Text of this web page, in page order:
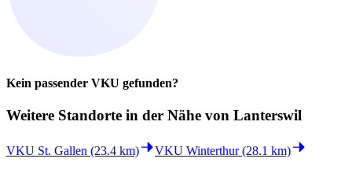
Kein passender VKU gefunden?
Weitere Standorte in der Nähe von Lanterswil
VKU St. Gallen (23.4 km) VKU Winterthur (28.1 km)